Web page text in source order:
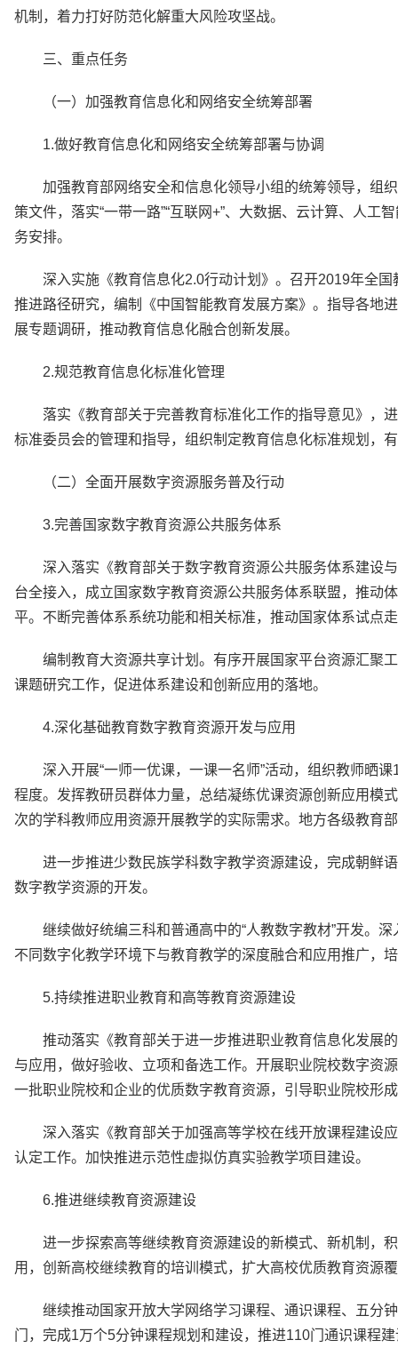
机制，着力打好防范化解重大风险攻坚战。
三、重点任务
（一）加强教育信息化和网络安全统筹部署
1.做好教育信息化和网络安全统筹部署与协调
加强教育部网络安全和信息化领导小组的统筹领导，组
策文件，落实“一带一路”“互联网+”、大数据、云计算、人
务安排。
深入实施《教育信息化2.0行动计划》。召开2019年全
推进路径研究，编制《中国智能教育发展方案》。指导各地
展专题调研，推动教育信息化融合创新发展。
2.规范教育信息化标准化管理
落实《教育部关于完善教育标准化工作的指导意见》，
标准委员会的管理和指导，组织制定教育信息化标准规划，
（二）全面开展数字资源服务普及行动
3.完善国家数字教育资源公共服务体系
深入落实《教育部关于数字教育资源公共服务体系建设
台全接入，成立国家数字教育资源公共服务体系联盟，推动
平。不断完善体系系统功能和相关标准，推动国家体系试点
编制教育大资源共享计划。有序开展国家平台资源汇聚
课题研究工作，促进体系建设和创新应用的落地。
4.深化基础教育数字教育资源开发与应用
深入开展“一师一优课，一课一名师”活动，组织教师晒
程度。发挥教研员群体力量，总结凝练优课资源创新应用模
次的学科教师应用资源开展教学的实际需求。地方各级教育
进一步推进少数民族学科数字教学资源建设，完成朝鲜
数字教学资源的开发。
继续做好统编三科和普通高中的“人教数字教材”开发。
不同数字化教学环境下与教育教学的深度融合和应用推广，
5.持续推进职业教育和高等教育资源建设
推动落实《教育部关于进一步推进职业教育信息化发展
与应用，做好验收、立项和备选工作。开展职业院校数字资
一批职业院校和企业的优质数字教育资源，引导职业院校形
深入落实《教育部关于加强高等学校在线开放课程建设
认定工作。加快推进示范性虚拟仿真实验教学项目建设。
6.推进继续教育资源建设
进一步探索高等继续教育资源建设的新模式、新机制，
用，创新高校继续教育的培训模式，扩大高校优质教育资源
继续推动国家开放大学网络学习课程、通识课程、五分
门，完成1万个5分钟课程规划和建设，推进110门通识课程